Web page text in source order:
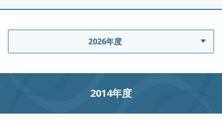
2026年度
2014年度